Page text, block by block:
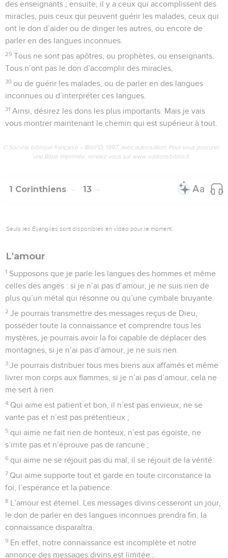
des enseignants ; ensuite, il y a ceux qui accomplissent des
miracles, puis ceux qui peuvent guérir les malades, ceux qui
ont le don d’aider ou de diriger les autres, ou encore de
parler en des langues inconnues.
29 Tous ne sont pas apôtres, ou prophètes, ou enseignants.
Tous n’ont pas le don d’accomplir des miracles,
30 ou de guérir les malades, ou de parler en des langues
inconnues ou d’interpréter ces langues.
31 Ainsi, désirez les dons les plus importants. Mais je vais
vous montrer maintenant le chemin qui est supérieur à tout.
© Société biblique française – Bibli’O, 1997, avec autorisation. Pour vous procurer
une Bible imprimée, rendez-vous sur www.editionsbiblio.fr
1 Corinthiens 13
Seuls les Évangiles sont disponibles en vidéo pour le moment.
L'amour
1 Supposons que je parle les langues des hommes et même
celles des anges : si je n’ai pas d’amour, je ne suis rien de
plus qu’un métal qui résonne ou qu’une cymbale bruyante.
2 Je pourrais transmettre des messages reçus de Dieu,
posséder toute la connaissance et comprendre tous les
mystères, je pourrais avoir la foi capable de déplacer des
montagnes, si je n’ai pas d’amour, je ne suis rien.
3 Je pourrais distribuer tous mes biens aux affamés et même
livrer mon corps aux flammes, si je n’ai pas d’amour, cela ne
me sert à rien.
4 Qui aime est patient et bon, il n’est pas envieux, ne se
vante pas et n’est pas prétentieux ;
5 qui aime ne fait rien de honteux, n’est pas égoïste, ne
s’irrite pas et n’éprouve pas de rancune ;
6 qui aime ne se réjouit pas du mal, il se réjouit de la vérité.
7 Qui aime supporte tout et garde en toute circonstance la
foi, l’espérance et la patience.
8 L’amour est éternel. Les messages divins cesseront un jour,
le don de parler en des langues inconnues prendra fin, la
connaissance disparaîtra.
9 En effet, notre connaissance est incomplète et notre
annonce des messages divins est limitée ;